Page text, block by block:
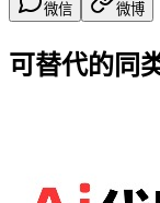
微信 微博
可替代的同